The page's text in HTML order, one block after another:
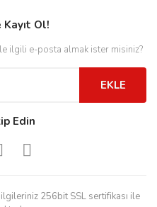
Ol!
ilgili e-posta almak ister misiniz?
EKLE
Edin
256bit SSL sertifikası ile